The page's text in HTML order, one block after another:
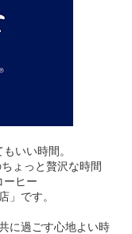
いい時間。
ょっと贅沢な時間
ーヒー
」です。
に過ごす心地よい時